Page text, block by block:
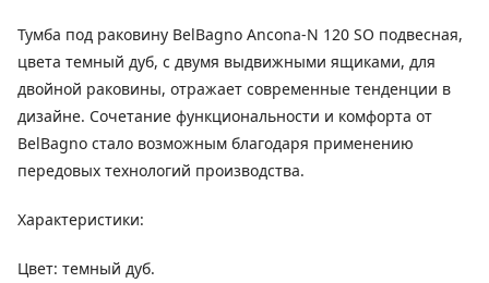
Тумба под раковину BelBagno Ancona-N 120 SO подвесная,
цвета темный дуб, с двумя выдвижными ящиками, для
двойной раковины, отражает современные тенденции в
дизайне. Сочетание функциональности и комфорта от
BelBagno стало возможным благодаря применению
передовых технологий производства.
Характеристики:
Цвет: темный дуб.